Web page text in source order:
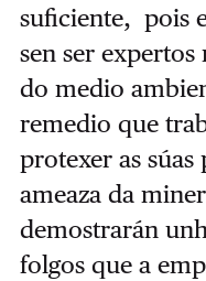
suficiente, pois
sen ser
do medio
remedio que
protexer as súas
ameaza da
demostrarán
folgos que a